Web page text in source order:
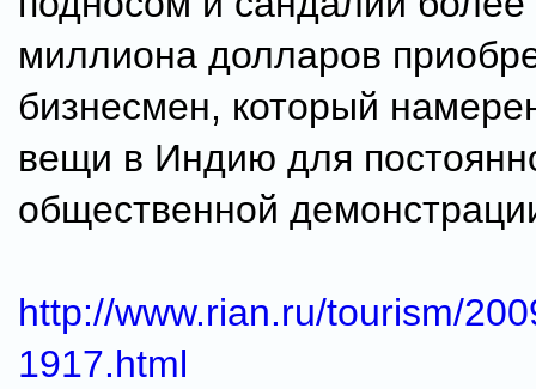
миллиона долларов
бизнесмен, который
вещи в Индию для
общественной
http://www.rian.ru/tourism/
1917.html